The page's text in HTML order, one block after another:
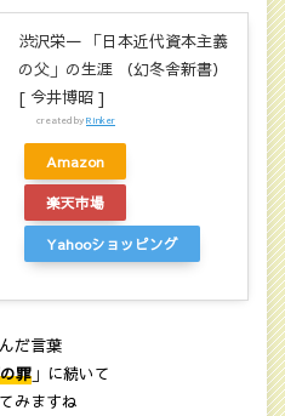
渋沢栄一 「日本近代資本主義
の父」の生涯 （幻冬舎新書）
[ 今井博昭 ]
created byRinker
Amazon
楽天市場
Yahooショッピング
だ言葉
罪 」に続いて
みますね